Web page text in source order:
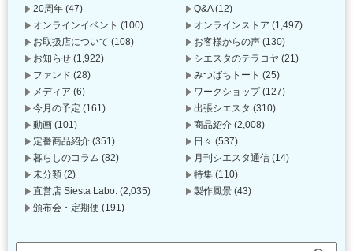
20周年 (47) Q&A(12)
オンラインイベント (100) オンラインストア (1,497)
お取扱店について (108) お客様からの声 (130)
お知らせ (1,922) シエスタのテラコヤ (21)
ファンド (28) みつばちトート (25)
メディア (6) ワークショップ(127)
今月の予定 (161) 出張シエスタ (310)
動画 (101) 商品紹介 (2,008)
定番商品紹介 (351) 日々 (537)
暮らしのコラム (82) 月刊シエスタ通信 (14)
未分類 (2) 特集 (110)
直営店 Siesta Labo. (2,035) 製作風景 (43)
頒布会・定期便 (191)